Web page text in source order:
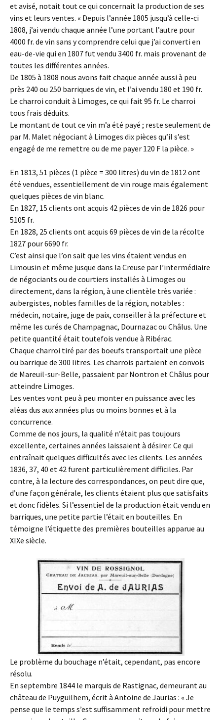
et avisé, notait tout ce qui concernait la production de ses
vins et leurs ventes. « Depuis l’année 1805 jusqu’à celle-ci
1808, j’ai vendu chaque année l’une portant l’autre pour
4000 fr. de vin sans y comprendre celui que j’ai converti en
eau-de-vie qui en 1807 fut vendu 3400 fr. mais provenant de
toutes les différentes années.
De 1805 à 1808 nous avons fait chaque année aussi à peu
près 240 ou 250 barriques de vin, et l’ai vendu 180 et 190 fr.
Le charroi conduit à Limoges, ce qui fait 95 fr. Le charroi
tous frais déduits.
Le montant de tout ce vin m’a été payé ; reste seulement de
par M. Malet négociant à Limoges dix pièces qu’il s’est
engagé de me remettre ou de me payer 120 F la pièce. »
En 1813, 51 pièces (1 pièce = 300 litres) du vin de 1812 ont
été vendues, essentiellement de vin rouge mais également
quelques pièces de vin blanc.
En 1827, 15 clients ont acquis 42 pièces de vin de 1826 pour
5105 fr.
En 1828, 25 clients ont acquis 69 pièces de vin de la récolte
1827 pour 6690 fr.
C’est ainsi que l’on sait que les vins étaient vendus en
Limousin et même jusque dans la Creuse par l’intermédiaire
de négociants ou de courtiers installés à Limoges ou
directement, dans la région, à une clientèle très variée :
aubergistes, nobles familles de la région, notables :
médecin, notaire, juge de paix, conseiller à la préfecture et
même les curés de Champagnac, Dournazac ou Châlus. Une
petite quantité était toutefois vendue à Ribérac.
Chaque charroi tiré par des boeufs transportait une pièce
ou barrique de 300 litres. Les charrois partaient en convois
de Mareuil-sur-Belle, passaient par Nontron et Châlus pour
atteindre Limoges.
Les ventes vont peu à peu monter en puissance avec les
aléas dus aux années plus ou moins bonnes et à la
concurrence.
Comme de nos jours, la qualité n’était pas toujours
excellente, certaines années laissaient à désirer. Ce qui
entraînait quelques difficultés avec les clients. Les années
1836, 37, 40 et 42 furent particulièrement difficiles. Par
contre, à la lecture des correspondances, on peut dire que,
d’une façon générale, les clients étaient plus que satisfaits
et donc fidèles. Si l’essentiel de la production était vendu en
barriques, une petite partie l’était en bouteilles. En
témoigne l’étiquette des premières bouteilles apparue au
XIXe siècle.
Le problème du bouchage n’était, cependant, pas encore
résolu.
En septembre 1844 le marquis de Rastignac, demeurant au
château de Puyguilhem, écrit à Antoine de Jaurias : « Je
pense que le temps s’est suffisamment refroidi pour mettre